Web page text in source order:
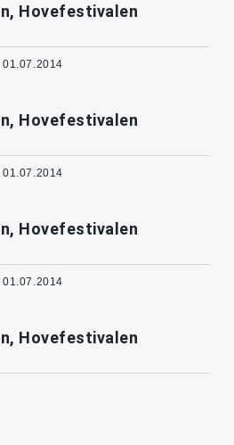
Hovefestivalen
01.07.2014
Hovefestivalen
01.07.2014
Hovefestivalen
01.07.2014
Hovefestivalen